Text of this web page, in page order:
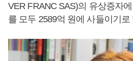
VER FRANC SAS)의 유상증자
를 모두 2589억 원에 사들이기